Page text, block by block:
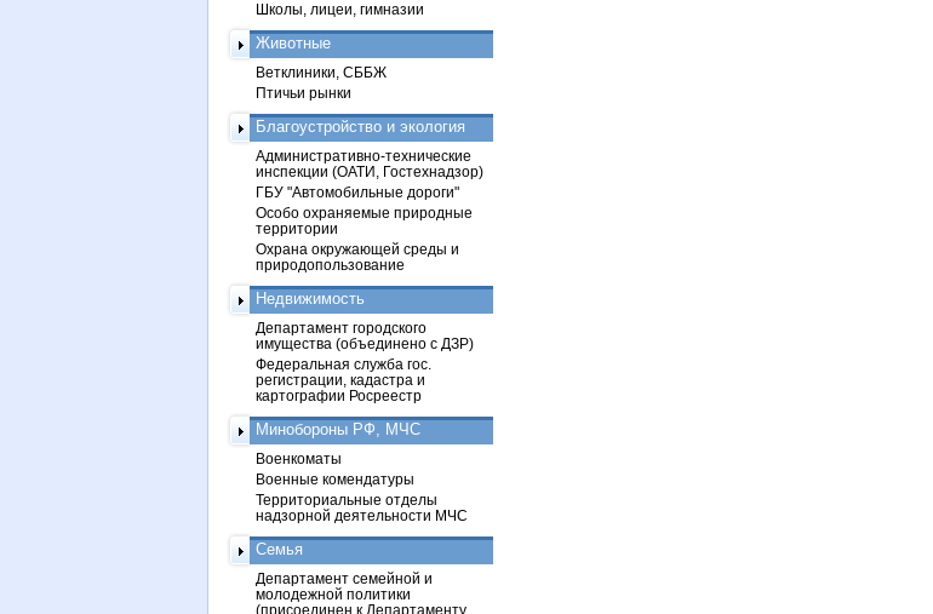
Школы, лицеи, гимназии
Животные
Ветклиники, СББЖ
Птичьи рынки
Благоустройство и экология
Административно-технические
инспекции (ОАТИ, Гостехнадзор)
ГБУ "Автомобильные дороги"
Особо охраняемые природные
территории
Охрана окружающей среды и
природопользование
Недвижимость
Департамент городского
имущества (объединено с ДЗР)
Федеральная служба гос.
регистрации, кадастра и
картографии Росреестр
Минобороны РФ, МЧС
Военкоматы
Военные комендатуры
Территориальные отделы
надзорной деятельности МЧС
Семья
Департамент семейной и
молодежной политики
(присоединен к Департаменту